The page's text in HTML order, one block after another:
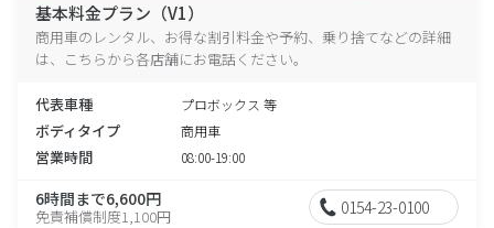
基本料金プラン（V1）
商用車のレンタル、お得な割引料金や予約、乗り捨てなどの詳細
は、こちらから各店舗にお電話ください。
代表車種 プロボックス 等
ボディタイプ 商用車
営業時間 08:00-19:00
6時間まで6,600円
免責補償制度1,100円 0154-23-0100